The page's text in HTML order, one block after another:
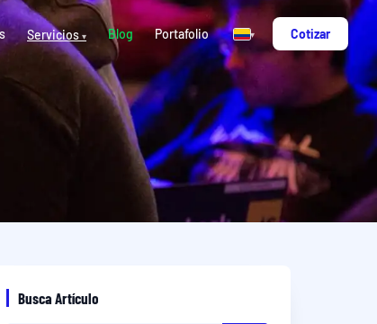
Servicios ▾ Blog Portafolio ▾ Cotizar
Busca Artículo